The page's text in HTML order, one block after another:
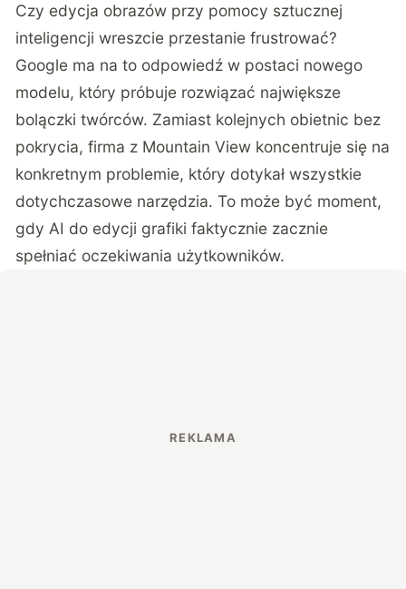
Czy edycja obrazów przy pomocy sztucznej
inteligencji wreszcie przestanie frustrować?
Google ma na to odpowiedź w postaci nowego
modelu, który próbuje rozwiązać największe
bolączki twórców. Zamiast kolejnych obietnic bez
pokrycia, firma z Mountain View koncentruje się na
konkretnym problemie, który dotykał wszystkie
dotychczasowe narzędzia. To może być moment,
gdy AI do edycji grafiki faktycznie zacznie
spełniać oczekiwania użytkowników.